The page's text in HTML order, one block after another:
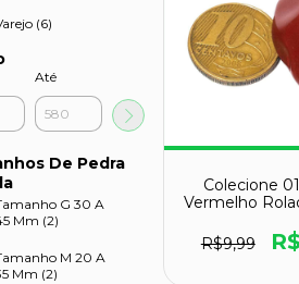
(6)
Até
De Pedra
G 30 A
Mm (2)
M 20 A
Mm (2)
Colecione
Vermelho
da Força e
R$9,99